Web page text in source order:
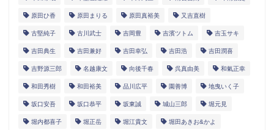
原田ひ香 原田まりる 原田真裕美 又吉直樹
古堅純子 古川武士 吉岡豊 吉濱ツトム 吉玉サキ
吉田典生 吉田兼好 吉田幸弘 吉田浩 吉田潤喜
吉野源三郎 名越康文 向後千春 呉真由美 和氣正幸
和田秀樹 和田裕美 品川広平 園善博 地曳いく子
坂口安吾 坂口恭平 坂東誠 城山三郎 堀元見
堀内都喜子 堀正岳 堀江貴文 堀田あきお&かよ